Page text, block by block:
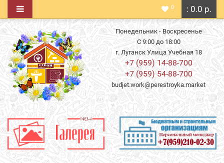
: 0.0 р.
0
Понедельник - Воскресенье
С 9:00 до 18:00
г. Луганск Улица Учебная 18
+7 (959) 14-88-700
+7 (959) 54-88-700
budjet.work@perestroyka.market